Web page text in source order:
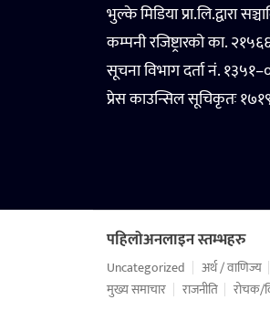
भुल्के मिडिया प्रा.लि.द्वारा
कम्पनी रजिष्ट्रारको का.
सूचना विभाग दर्ता नं.
प्रेस काउन्सिल सूचिकृतः
पहिलोअनलाइन स्तम्भहरु
Uncategorized अर्थ / वाणिज्य
मुख्य समाचार
राजनीति रोचक/